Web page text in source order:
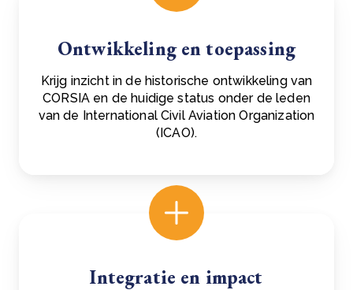
Ontwikkeling en toepassing
Krijg inzicht in de historische ontwikkeling van
CORSIA en de huidige status onder de leden
van de International Civil Aviation Organization
(ICAO).
Integratie en impact